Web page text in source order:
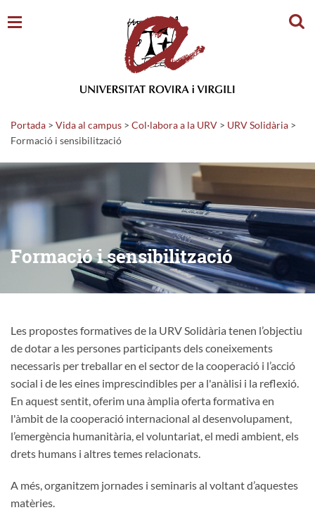
Portada > Vida al campus > Col·labora a la URV > URV Solidària >
Formació i sensibilització
Formació i sensibilització
Les propostes formatives de la URV Solidària tenen l’objectiu
de dotar a les persones participants dels coneixements
necessaris per treballar en el sector de la cooperació i l’acció
social i de les eines imprescindibles per a l'anàlisi i la reflexió.
En aquest sentit, oferim una àmplia oferta formativa en
l'àmbit de la cooperació internacional al desenvolupament,
l’emergència humanitària, el voluntariat, el medi ambient, els
drets humans i altres temes relacionats.
A més, organitzem jornades i seminaris al voltant d’aquestes
matèries.